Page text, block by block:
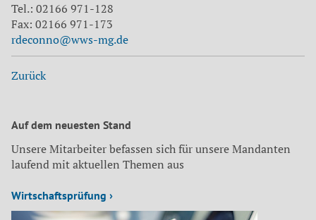
Tel.: 02166 971-128
Fax: 02166 971-173
rdeconno@wws-mg.de
Zurück
Auf dem neuesten Stand
Unsere Mitarbeiter befassen sich für unsere Mandanten
laufend mit aktuellen Themen aus
Wirtschaftsprüfung ›